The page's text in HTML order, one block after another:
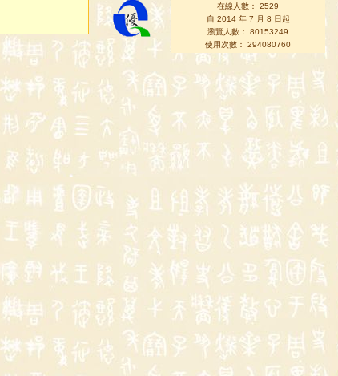
在線人數： 2529
自 2014 年 7 月 8 日起
瀏覽人數： 80153249
使用次數： 294080760